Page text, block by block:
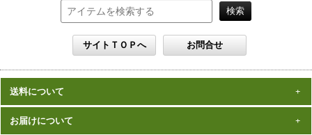
セット
送料について
数量、価格に関わらず
お届けについて